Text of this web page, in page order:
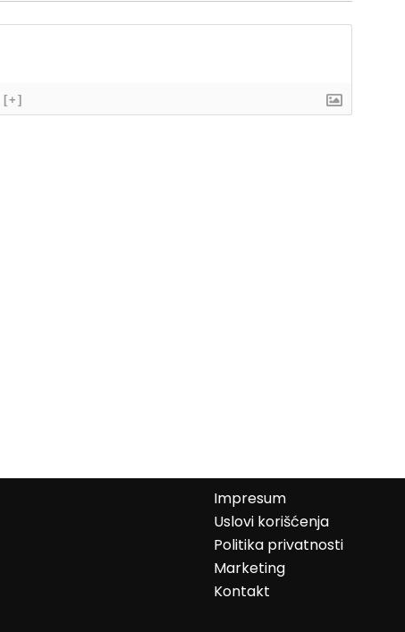
[+]
Impresum
Uslovi korišćenja
Politika privatnosti
Marketing
Kontakt